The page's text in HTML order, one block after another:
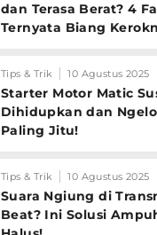
dan Terasa Berat? 4
Ternyata Biang
Tips & Trik 10 Agustus 2025
Starter Motor Matic
Dihidupkan dan
Paling Jitu!
Tips & Trik 10 Agustus 2025
Suara Ngiung di
Beat? Ini Solusi